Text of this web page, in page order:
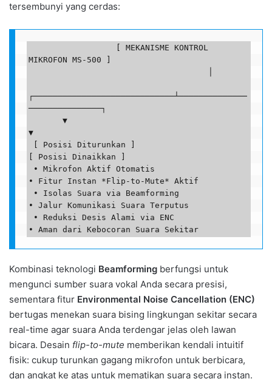
tersembunyi yang cerdas:
MIKROFON MS-500 ]
┌─────────────────────────────┴──────────────
───────────────┐
▼
[ Posisi Dinaikkan ]
• Fitur Instan *Flip-to-Mute* Aktif
• Jalur Komunikasi Suara Terputus
• Aman dari Kebocoran Suara Sekitar
Kombinasi teknologi Beamforming berfungsi untuk
mengunci sumber suara vokal Anda secara presisi,
sementara fitur Environmental Noise Cancellation (ENC)
bertugas menekan suara bising lingkungan sekitar secara
real-time agar suara Anda terdengar jelas oleh lawan
bicara. Desain flip-to-mute memberikan kendali intuitif
fisik: cukup turunkan gagang mikrofon untuk berbicara,
dan angkat ke atas untuk mematikan suara secara instan.